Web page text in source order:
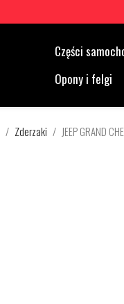
Części
Opony i felgi
Zderzaki JEEP GRAND